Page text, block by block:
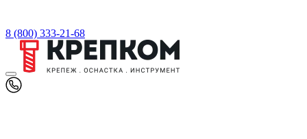
8 (800) 333-21-68